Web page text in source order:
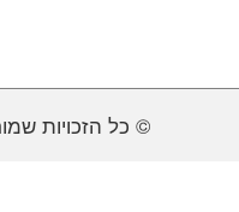
© כל הזכויות